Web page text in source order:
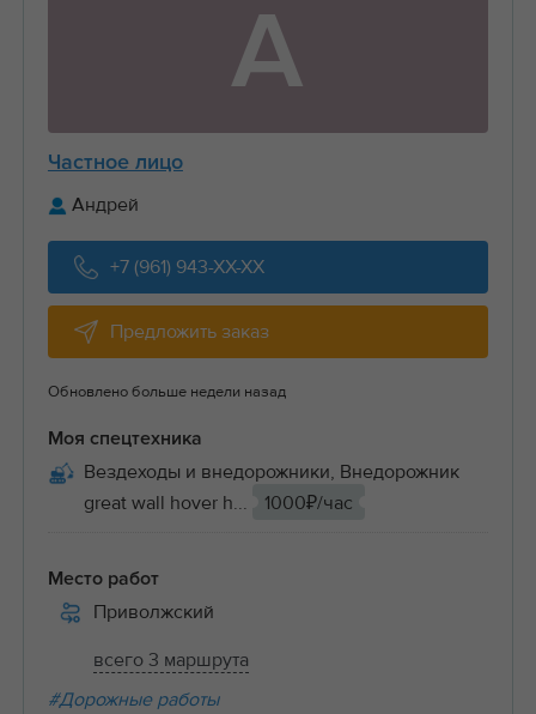
А
Частное лицо
Андрей
+7 (961) 943-XX-XX
Предложить заказ
Обновлено больше недели назад
Моя спецтехника
Вездеходы и внедорожники, Внедорожник
great wall hover h...
1000₽/час
Место работ
Приволжский
всего 3 маршрута
#Дорожные работы